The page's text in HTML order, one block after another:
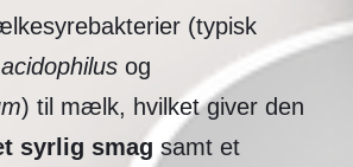
(typisk
og
) til mælk, hvilket giver den
syrlig smag samt et